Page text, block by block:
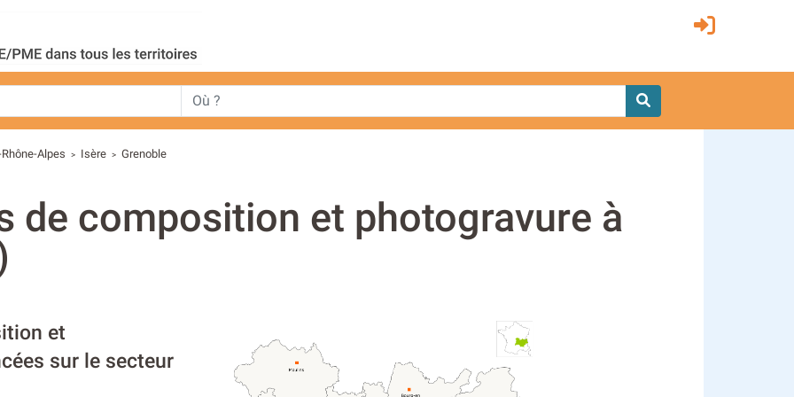
Alpes > Isère > Grenoble
de composition et photogravure à
et
sur le secteur